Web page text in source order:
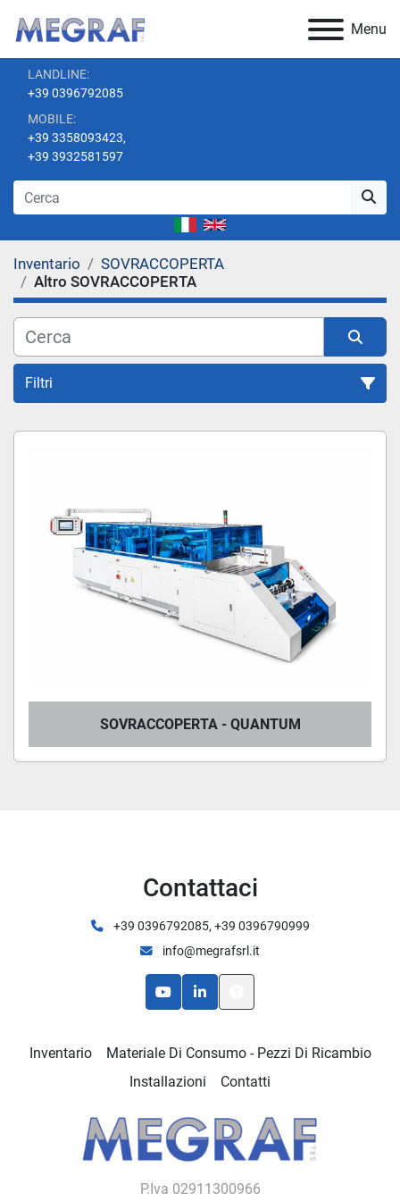
Menu
LANDLINE:
+39 0396792085
MOBILE:
+39 3358093423,
+39 3932581597
Inventario
SOVRACCOPERTA
Altro SOVRACCOPERTA
Filtri
SOVRACCOPERTA (1)
SOVRACCOPERTA - QUANTUM
Contattaci
+39 0396792085, +39 0396790999
info@megrafsrl.it
youtubelinkedin
Inventario
Materiale Di Consumo - Pezzi Di Ricambio
Installazioni
Contatti
P.Iva 02911300966